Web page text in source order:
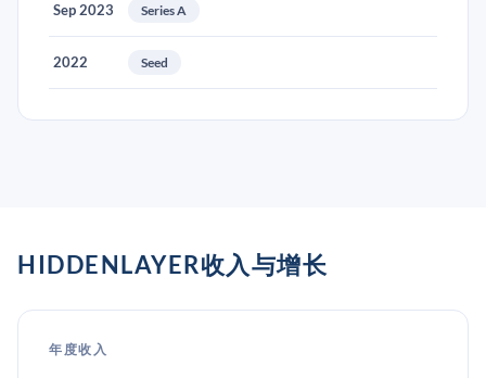
Sep 2023 Series A
2022 Seed
HIDDENLAYER收入与增长
年度收入